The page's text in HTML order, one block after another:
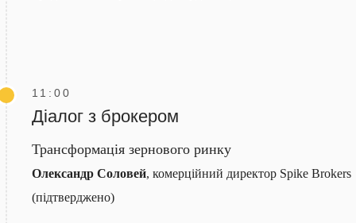
11:00
Діалог з брокером
Трансформація зернового ринку
Олександр Соловей, комерційний директор Spike Brokers
(підтверджено)